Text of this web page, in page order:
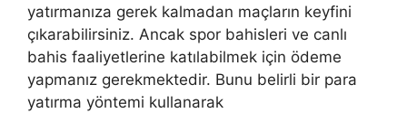
yatırmanıza gerek kalmadan maçların keyfini
çıkarabilirsiniz. Ancak spor bahisleri ve canlı
bahis faaliyetlerine katılabilmek için ödeme
yapmanız gerekmektedir. Bunu belirli bir para
yatırma yöntemi kullanarak